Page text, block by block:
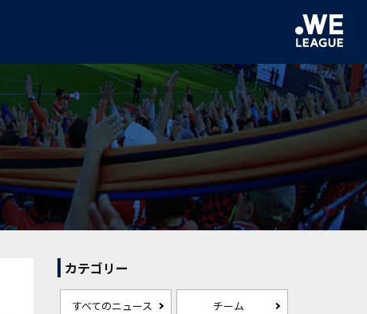
カテゴリー
すべてのニュース チーム